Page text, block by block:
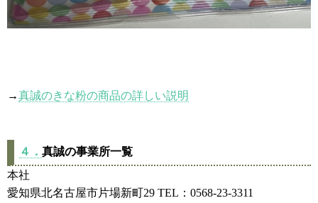
→真誠のきな粉の商品の詳しい説明
４． 真誠の事業所一覧
本社
愛知県北名古屋市片場新町29 TEL：0568-23-3311